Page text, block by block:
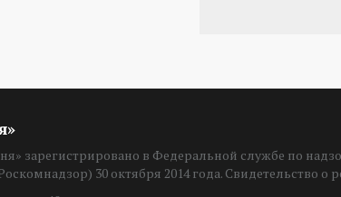
зарегистрировано в Федеральной службе по
30 октября 2014 года. Свидетельство